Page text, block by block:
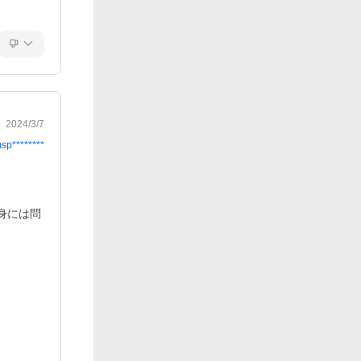
2024/3/7
には問